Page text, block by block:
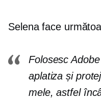
Selena face
Folosesc
aplatiza și
mele, astfel